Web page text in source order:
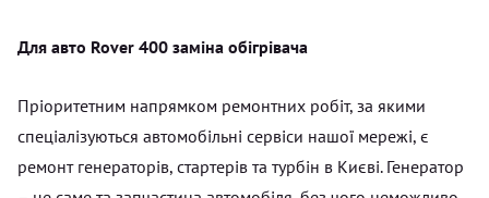
Для авто Rover 400 заміна обігрівача
Пріоритетним напрямком ремонтних робіт, за якими
спеціалізуються автомобільні сервіси нашої мережі, є
ремонт генераторів, стартерів та турбін в Києві. Генератор